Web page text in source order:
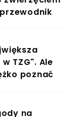
TZG". Ale
poznać
na